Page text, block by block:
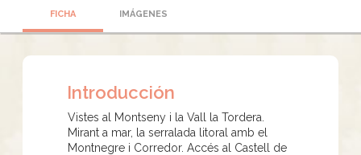
FICHA IMÁGENES
Introducción
Vistes al Montseny i la Vall la Tordera.
Mirant a mar, la serralada litoral amb el
Montnegre i Corredor. Accés al Castell de